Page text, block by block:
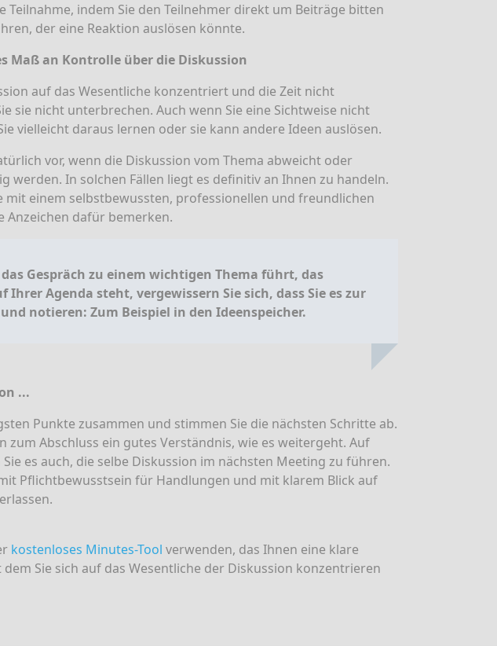
Teilnahme, indem Sie den Teilnehmer direkt um Beiträge bitten
der eine Reaktion auslösen könnte.
Maß an Kontrolle über die Diskussion
auf das Wesentliche konzentriert und die Zeit nicht
sie nicht unterbrechen. Auch wenn Sie eine Sichtweise nicht
vielleicht daraus lernen oder sie kann andere Ideen auslösen.
vor, wenn die Diskussion vom Thema abweicht oder
werden. In solchen Fällen liegt es definitiv an Ihnen zu handeln.
mit einem selbstbewussten, professionellen und freundlichen
Anzeichen dafür bemerken.
Gespräch zu einem wichtigen Thema führt, das
Agenda steht, vergewissern Sie sich, dass Sie es zur
notieren: Zum Beispiel in den Ideenspeicher.
...
Punkte zusammen und stimmen Sie die nächsten Schritte ab.
zum Abschluss ein gutes Verständnis, wie es weitergeht. Auf
es auch, die selbe Diskussion im nächsten Meeting zu führen.
Pflichtbewusstsein für Handlungen und mit klarem Blick auf
kostenloses Minutes-Tool verwenden, das Ihnen eine klare
Sie sich auf das Wesentliche der Diskussion konzentrieren